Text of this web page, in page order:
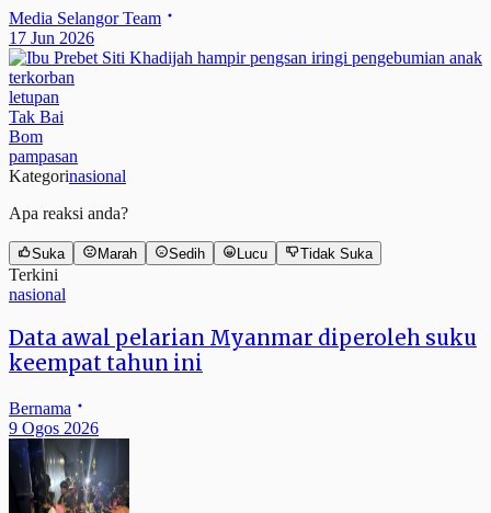
Media Selangor Team
17 Jun 2026
letupan
Tak Bai
Bom
pampasan
Kategorinasional
Apa reaksi anda?
Suka Marah Sedih Lucu Tidak Suka
Terkini
nasional
Data awal pelarian Myanmar diperoleh suku
keempat tahun ini
Bernama
9 Ogos 2026